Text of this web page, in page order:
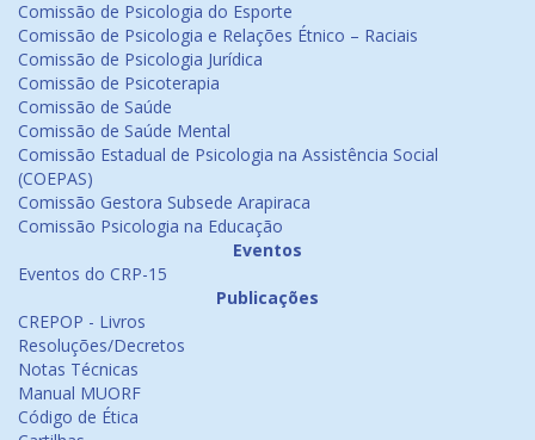
Comissão de Psicologia do Esporte
Comissão de Psicologia e Relações Étnico – Raciais
Comissão de Psicologia Jurídica
Comissão de Psicoterapia
Comissão de Saúde
Comissão de Saúde Mental
Comissão Estadual de Psicologia na Assistência Social
(COEPAS)
Comissão Gestora Subsede Arapiraca
Comissão Psicologia na Educação
Eventos
Eventos do CRP-15
Publicações
CREPOP - Livros
Resoluções/Decretos
Notas Técnicas
Manual MUORF
Código de Ética